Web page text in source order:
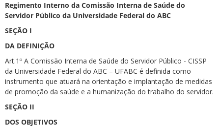
Regimento Interno da Comissão Interna de Saúde do
Servidor Público da Universidade Federal do ABC
SEÇÃO I
DA DEFINIÇÃO
Art.1º A Comissão Interna de Saúde do Servidor Público - CISSP
da Universidade Federal do ABC – UFABC é definida como
instrumento que atuará na orientação e implantação de medidas
de promoção da saúde e a humanização do trabalho do servidor.
SEÇÃO II
DOS OBJETIVOS